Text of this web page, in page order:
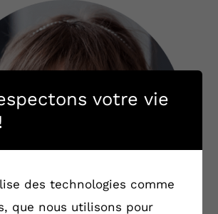
votre vie
des technologies comme
que nous utilisons pour